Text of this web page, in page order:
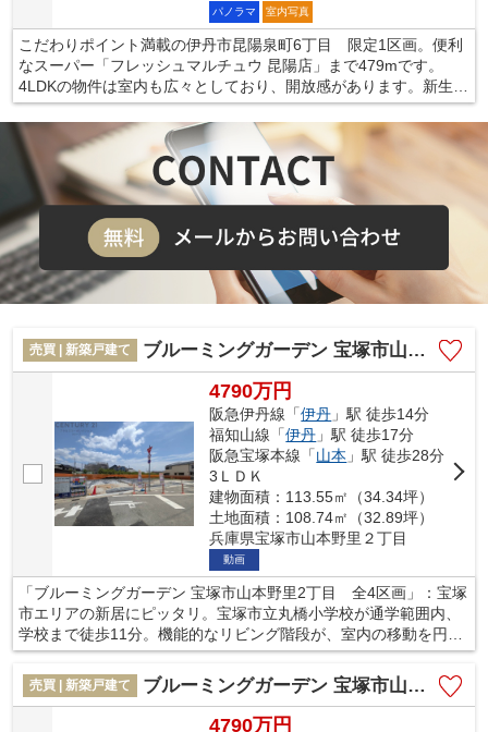
パノラマ 室内写真
こだわりポイント満載の伊丹市昆陽泉町6丁目 限定1区画。便利
なスーパー「フレッシュマルチュウ 昆陽店」まで479mです。
4LDKの物件は室内も広々としており、開放感があります。新生活
をピカピカの新築戸建て物件で始めてみませんか。お客様によっ
て希望条件は異なります。当社ではお客様個人のご希望をお伺い
し、それにマッチした不動産をご紹介致しております。まずはス
タッフまでご希望をお申し付けください。
売買 | 新築戸建て ブルーミングガーデン 宝塚市山本野里2丁目 全4区画
4790万円
阪急伊丹線「伊丹 」駅 徒歩14分
福知山線「伊丹 」駅 徒歩17分
阪急宝塚本線「山本 」駅 徒歩28分
3ＬＤＫ
建物面積：113.55㎡（34.34坪）
土地面積：108.74㎡（32.89坪）
兵庫県宝塚市山本野里２丁目
動画
「ブルーミングガーデン 宝塚市山本野里2丁目 全4区画」：宝塚
市エリアの新居にピッタリ。宝塚市立丸橋小学校が通学範囲内、
学校まで徒歩11分。機能的なリビング階段が、室内の移動を円滑
にします。初めてのマイホームに新築戸建てはいかがでしょう
か。お住まいは、ご自身のライフスタイルや好みに合わせたもの
がいいですよね。素敵なゆとりある生活を送りましょう。不動産
を探すなら、当社にお任せください。
売買 | 新築戸建て ブルーミングガーデン 宝塚市山本野里2丁目 全4区画
4790万円